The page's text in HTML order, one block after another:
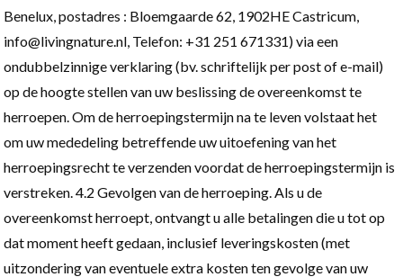
Benelux, postadres : Bloemgaarde 62, 1902HE Castricum,
info@livingnature.nl, Telefon: +31 251 671331) via een
ondubbelzinnige verklaring (bv. schriftelijk per post of e-mail)
op de hoogte stellen van uw beslissing de overeenkomst te
herroepen. Om de herroepingstermijn na te leven volstaat het
om uw mededeling betreffende uw uitoefening van het
herroepingsrecht te verzenden voordat de herroepingstermijn is
verstreken. 4.2 Gevolgen van de herroeping. Als u de
overeenkomst herroept, ontvangt u alle betalingen die u tot op
dat moment heeft gedaan, inclusief leveringskosten (met
uitzondering van eventuele extra kosten ten gevolge van uw